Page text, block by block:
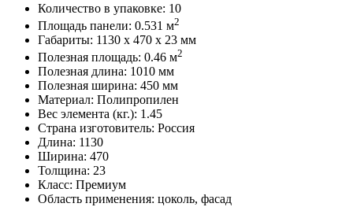
Количество в упаковке: 10
Площадь панели: 0.531 м2
Габариты: 1130 x 470 x 23 мм
Полезная площадь: 0.46 м2
Полезная длина: 1010 мм
Полезная ширина: 450 мм
Материал: Полипропилен
Вес элемента (кг.): 1.45
Страна изготовитель: Россия
Длина: 1130
Ширина: 470
Толщина: 23
Класс: Премиум
Область применения: цоколь, фасад